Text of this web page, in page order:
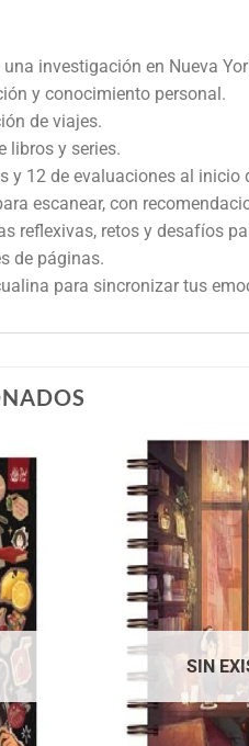
investigación en Nueva
y conocimiento personal.
de viajes.
libros y series.
y 12 de evaluaciones al inicio
escanear, con
reflexivas, retos y desafíos
de páginas.
para sincronizar tus
SIN